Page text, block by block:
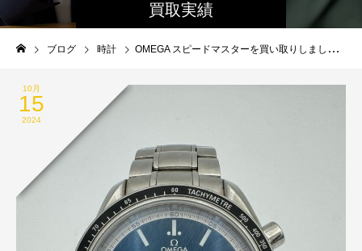
買取実績
ブログ 時計 OMEGA スピードマスターを買い取りしました！
10月
15
2024